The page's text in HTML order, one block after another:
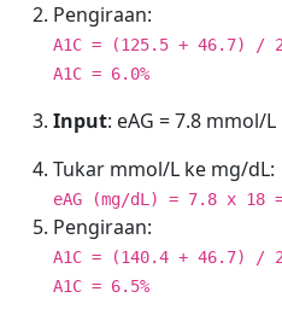
Pengiraan:
A1C = (125.5 + 46.7) /
A1C = 6.0%
Input: eAG = 7.8 mmol/L
Tukar mmol/L ke mg/dL:
eAG (mg/dL) = 7.8 x 18
Pengiraan:
A1C = (140.4 + 46.7) /
A1C = 6.5%